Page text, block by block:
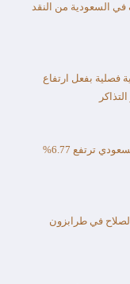
في السعودية من النقد
فصلية بفعل ارتفاع
السيولة النقدية في الاقتصاد السعودي ترتفع 6.77%
لصلاح في طرابزون